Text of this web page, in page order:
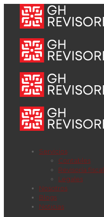
Servicios
Contables
Revisoría fiscal
Legales
Nosotros
Blogs
Noticias